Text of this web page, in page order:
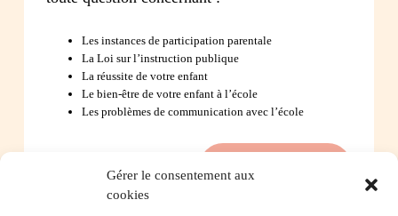
Gérer le consentement aux
cookies
Les instances de participation parentale
La Loi sur l’instruction publique
La réussite de votre enfant
Le bien-être de votre enfant à l’école
Les problèmes de communication avec l’école